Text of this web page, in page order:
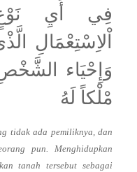
فِي أَيِ
اْلاِسْتِعْمَالِ
وَإِحْيَاء
مْلْكاً لَهُ
tidak ada pemiliknya, dan
pun. Menghidupkan
tanah tersebut sebagai